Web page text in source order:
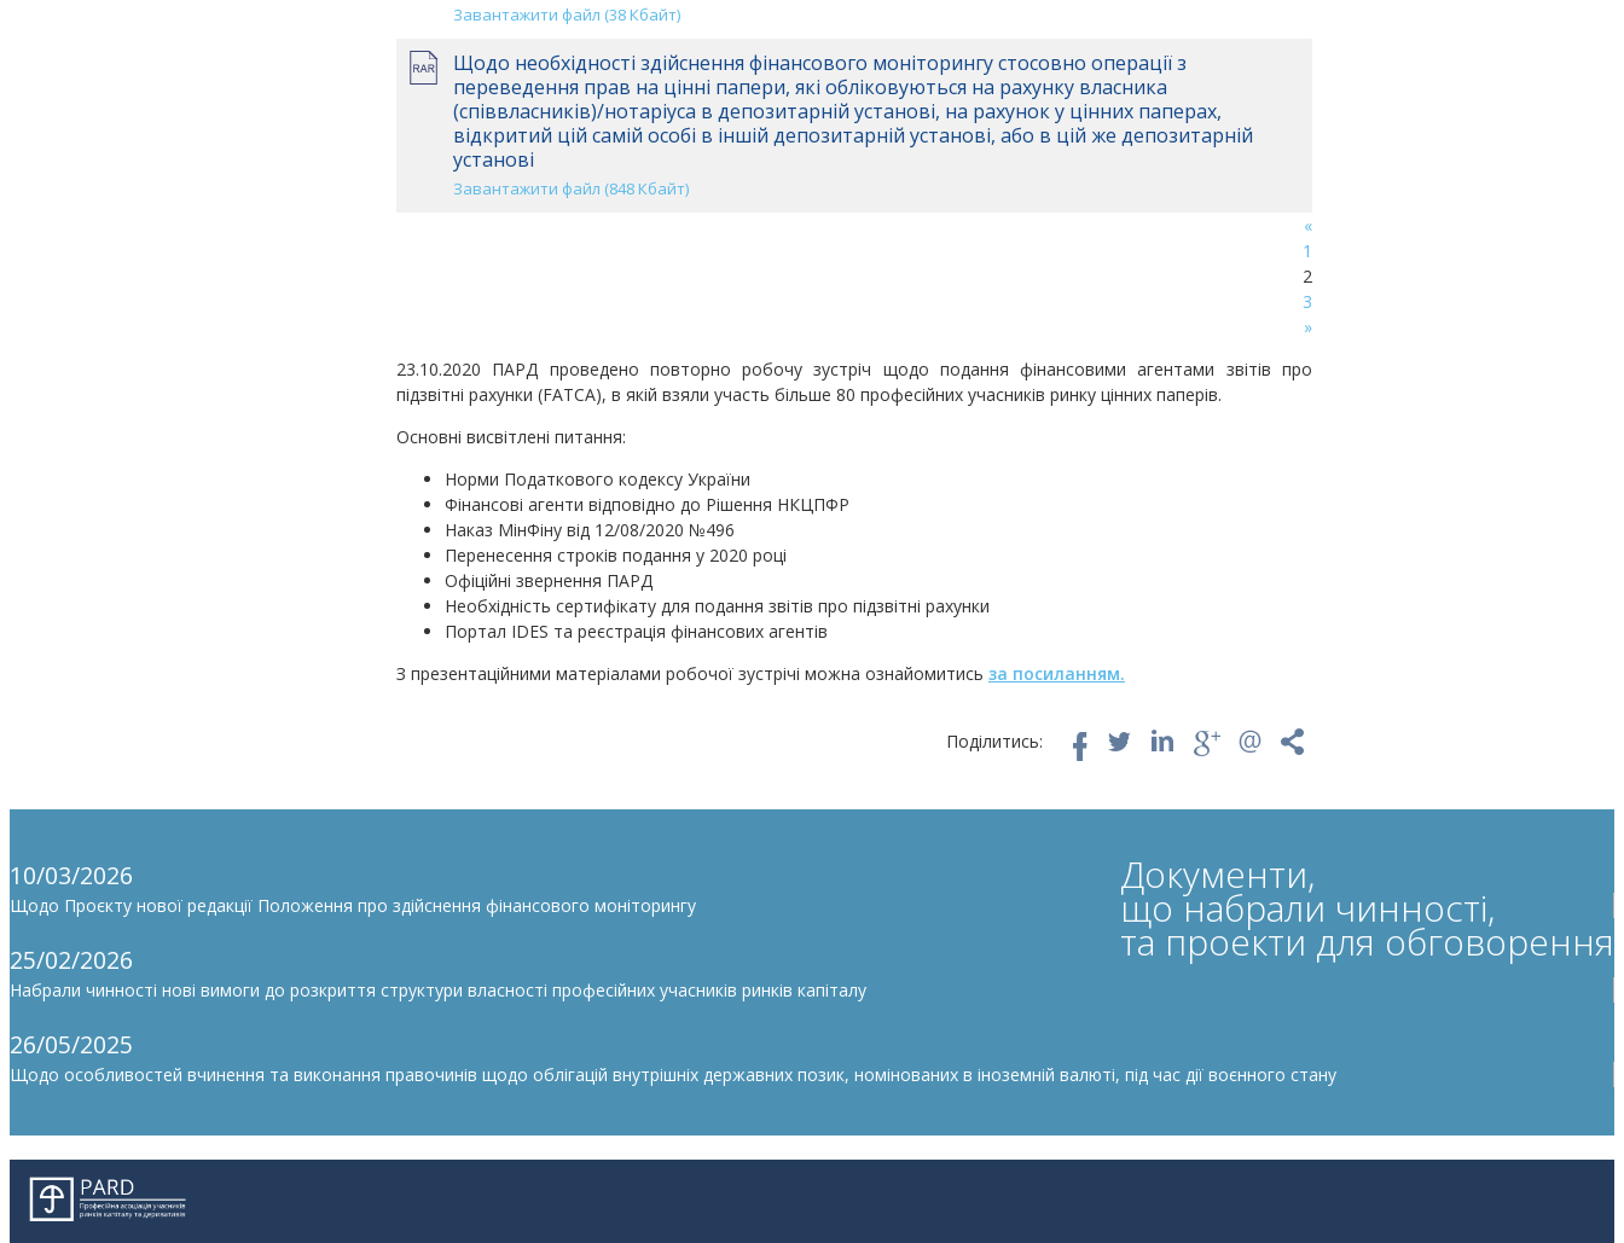
Завантажити файл (38 Кбайт)
Щодо необхідності здійснення фінансового моніторингу стосовно операції з
переведення прав на цінні папери, які обліковуються на рахунку власника
(співвласників)/нотаріуса в депозитарній установі, на рахунок у цінних паперах,
відкритий цій самій особі в іншій депозитарній установі, або в цій же депозитарній
установі
Завантажити файл (848 Кбайт)
«
1
2
3
»
23.10.2020 ПАРД проведено повторно робочу зустріч щодо подання фінансовими агентами звітів про
підзвітні рахунки (FATCA), в якій взяли участь більше 80 професійних учасників ринку цінних паперів.
Основні висвітлені питання:
Норми Податкового кодексу України
Фінансові агенти відповідно до Рішення НКЦПФР
Наказ МінФіну від 12/08/2020 №496
Перенесення строків подання у 2020 році
Офіційні звернення ПАРД
Необхідність сертифікату для подання звітів про підзвітні рахунки
Портал IDES та реєстрація фінансових агентів
З презентаційними матеріалами робочої зустрічі можна ознайомитись за посиланням.
Поділитись:
Документи,
що набрали чинності,
та проекти для обговорення
10/03/2026
Щодо Проєкту нової редакції Положення про здійснення фінансового моніторингу
25/02/2026
Набрали чинності нові вимоги до розкриття структури власності професійних учасників ринків капіталу
26/05/2025
Щодо особливостей вчинення та виконання правочинів щодо облігацій внутрішніх державних позик, номінованих в іноземній валюті, під час дії воєнного стану